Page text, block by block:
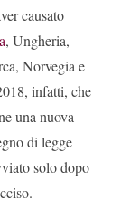
causato
, Ungheria,
Norvegia e
infatti, che
una nuova
di legge
solo dopo